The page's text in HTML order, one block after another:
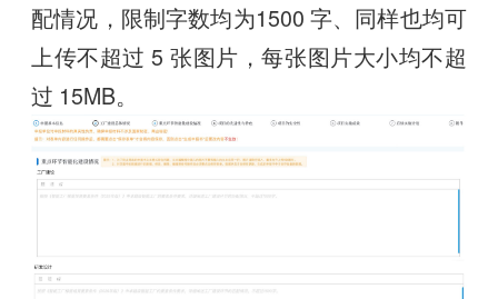
配情况，限制字数均为1500 字、同样也均可
上传不超过 5 张图片，每张图片大小均不超
过 15MB。